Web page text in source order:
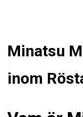
Minatsu
inom